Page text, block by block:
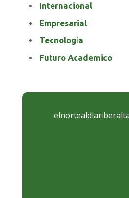
Internacional
Empresarial
Tecnología
Futuro Academico
elnortealdiariberalta